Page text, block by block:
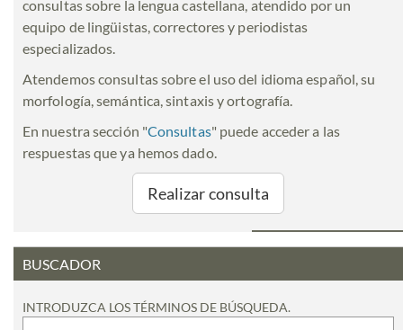
consultas sobre la lengua castellana, atendido por un
equipo de lingüistas, correctores y periodistas
especializados.
Atendemos consultas sobre el uso del idioma español, su
morfología, semántica, sintaxis y ortografía.
En nuestra sección "Consultas" puede acceder a las
respuestas que ya hemos dado.
Realizar consulta
BUSCADOR
INTRODUZCA LOS TÉRMINOS DE BÚSQUEDA.